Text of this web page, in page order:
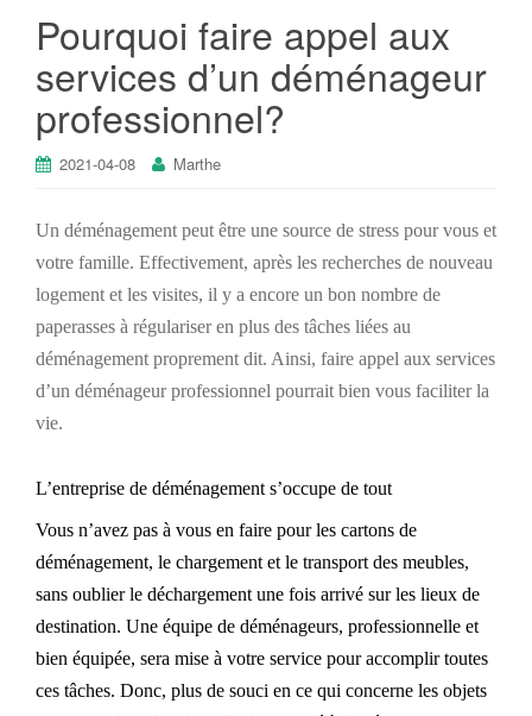
Pourquoi faire appel aux
services d’un déménageur
professionnel?
2021-04-08 Marthe
Un déménagement peut être une source de stress pour vous et
votre famille. Effectivement, après les recherches de nouveau
logement et les visites, il y a encore un bon nombre de
paperasses à régulariser en plus des tâches liées au
déménagement proprement dit. Ainsi, faire appel aux services
d’un déménageur professionnel pourrait bien vous faciliter la
vie.
L’entreprise de déménagement s’occupe de tout
Vous n’avez pas à vous en faire pour les cartons de
déménagement, le chargement et le transport des meubles,
sans oublier le déchargement une fois arrivé sur les lieux de
destination. Une équipe de déménageurs, professionnelle et
bien équipée, sera mise à votre service pour accomplir toutes
ces tâches. Donc, plus de souci en ce qui concerne les objets